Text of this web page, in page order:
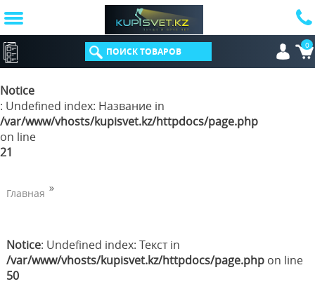
Notice
: Undefined index: Название in
/var/www/vhosts/kupisvet.kz/httpdocs/page.php
on line
21
КАТАЛОГ 0
Главная
Notice: Undefined index: Текст in
/var/www/vhosts/kupisvet.kz/httpdocs/page.phpon line
50